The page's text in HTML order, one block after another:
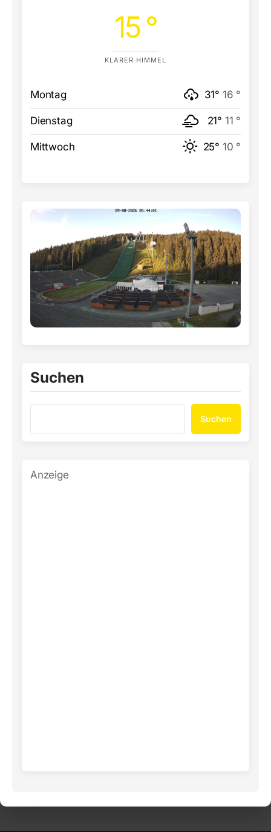
15 °
KLARER HIMMEL
Montag 31° 16 °
Dienstag 21° 11 °
Mittwoch 25° 10 °
Suchen
Suchen
Anzeige